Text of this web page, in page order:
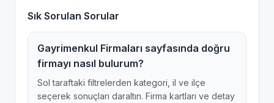
Sık Sorulan Sorular
Gayrimenkul Firmaları sayfasında doğru
firmayı nasıl bulurum?
Sol taraftaki filtrelerden kategori, il ve ilçe
seçerek sonuçları daraltın. Firma kartları ve detay